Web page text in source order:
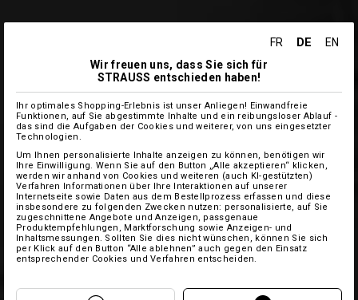
FR DE
EN
Wir freuen uns, dass Sie sich für
STRAUSS entschieden haben!
Ihr optimales Shopping-Erlebnis ist unser Anliegen! Einwandfreie
Funktionen, auf Sie abgestimmte Inhalte und ein reibungsloser Ablauf -
das sind die Aufgaben der Cookies und weiterer, von uns eingesetzter
Technologien.
Um Ihnen personalisierte Inhalte anzeigen zu können, benötigen wir
Ihre Einwilligung. Wenn Sie auf den Button „Alle akzeptieren“ klicken,
werden wir anhand von Cookies und weiteren (auch KI-gestützten)
Verfahren Informationen über Ihre Interaktionen auf unserer
Internetseite sowie Daten aus dem Bestellprozess erfassen und diese
insbesondere zu folgenden Zwecken nutzen: personalisierte, auf Sie
zugeschnittene Angebote und Anzeigen, passgenaue
Produktempfehlungen, Marktforschung sowie Anzeigen- und
Inhaltsmessungen. Sollten Sie dies nicht wünschen, können Sie sich
per Klick auf den Button “Alle ablehnen” auch gegen den Einsatz
entsprechender Cookies und Verfahren entscheiden.